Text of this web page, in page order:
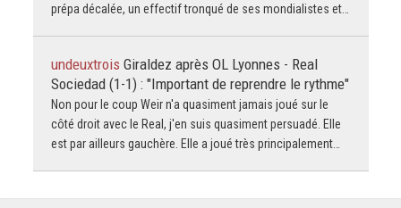
prépa décalée, un effectif tronqué de ses mondialistes et…
undeuxtrois Giraldez après OL Lyonnes - Real
Sociedad (1-1) : "Important de reprendre le rythme"
Non pour le coup Weir n'a quasiment jamais joué sur le
côté droit avec le Real, j'en suis quasiment persuadé. Elle
est par ailleurs gauchère. Elle a joué très principalement…